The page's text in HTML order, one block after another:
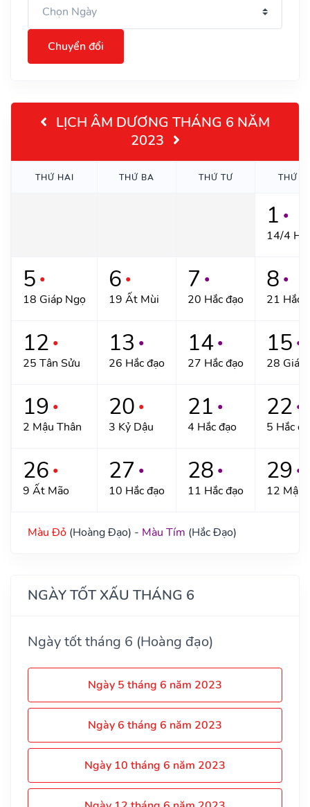
Chuyển đổi
LỊCH ÂM DƯƠNG THÁNG 6 NĂM
2023
THỨ HAI THỨ BA THỨ TƯ THỨ
1 ●
14/4
5 ●
18 Giáp Ngọ
6 ●
19 Ất Mùi
7 ●
20 Hắc đạo
8 ●
21 Hắc
12 ●
25 Tân Sửu
13 ●
26 Hắc đạo
14 ●
27 Hắc đạo
15 ●
28 Giáp
19 ●
2 Mậu Thân
20 ●
3 Kỷ Dậu
21 ●
4 Hắc đạo
22 ●
5 Hắc
26 ●
9 Ất Mão
27 ●
10 Hắc đạo
28 ●
11 Hắc đạo
29 ●
12 Mậu
Màu Đỏ (Hoàng Đạo) - Màu Tím (Hắc Đạo)
NGÀY TỐT XẤU THÁNG 6
Ngày tốt tháng 6 (Hoàng đạo)
Ngày 5 tháng 6 năm 2023
Ngày 6 tháng 6 năm 2023
Ngày 10 tháng 6 năm 2023